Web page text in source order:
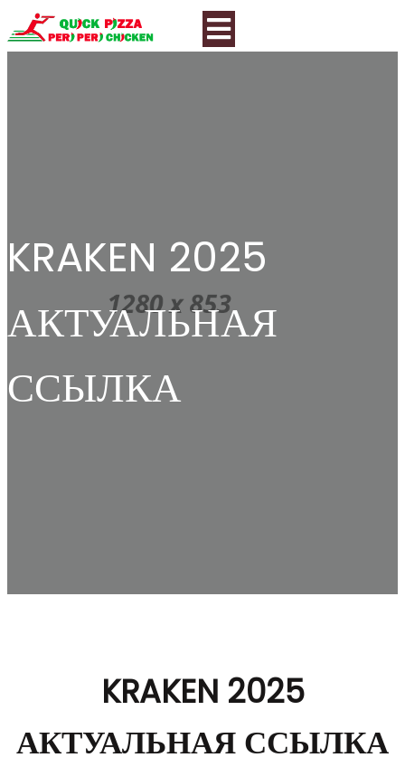
KRAKEN 2025
АКТУАЛЬНАЯ
ССЫЛКА
KRAKEN 2025
АКТУАЛЬНАЯ ССЫЛКА